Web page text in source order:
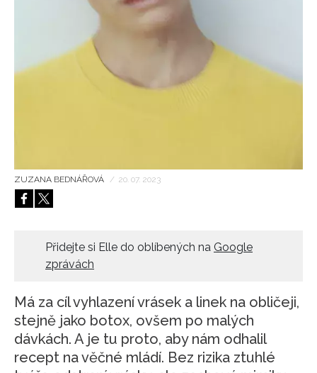
ZUZANA BEDNÁŘOVÁ / 20. 07. 2023
Přidejte si Elle do oblíbených na Google
zprávách
Má za cíl vyhlazení vrásek a linek na obličeji,
stejně jako botox, ovšem po malých
dávkách. A je tu proto, aby nám odhalil
recept na věčné mládí. Bez rizika ztuhlé